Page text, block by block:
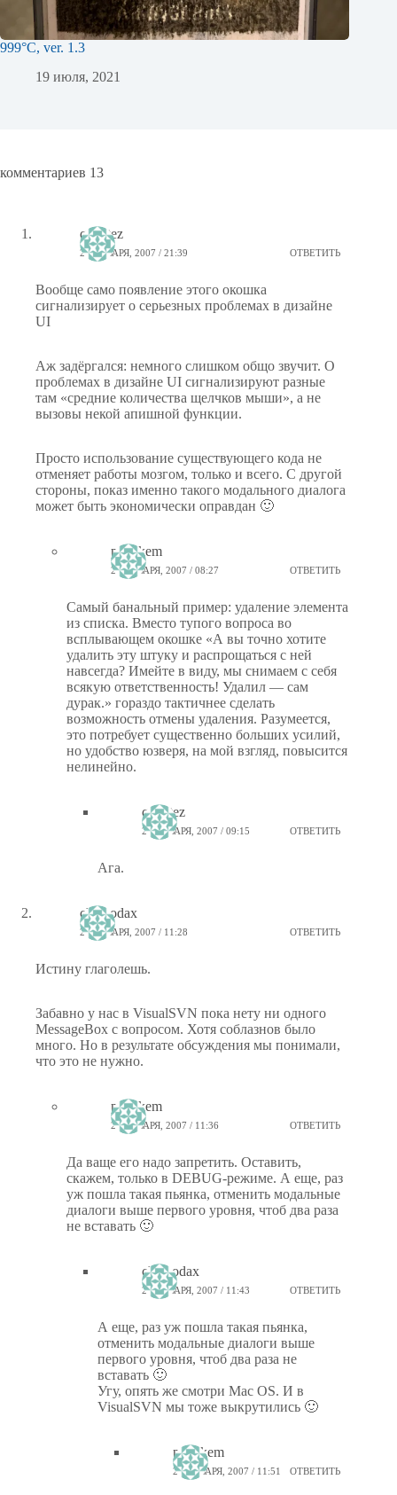
999°C, ver. 1.3
19 июля, 2021
комментариев 13
quantez
23 ЯНВАРЯ, 2007 / 21:39 ОТВЕТИТЬ
Вообще само появление этого окошка
сигнализирует о серьезных проблемах в дизайне
UI
Аж задёргался: немного слишком общо звучит. О
проблемах в дизайне UI сигнализируют разные
там «средние количества щелчков мыши», а не
вызовы некой апишной функции.
Просто использование существующего кода не
отменяет работы мозгом, только и всего. С другой
стороны, показ именно такого модального диалога
может быть экономически оправдан 🙂
ptiz_kem
24 ЯНВАРЯ, 2007 / 08:27 ОТВЕТИТЬ
Самый банальный пример: удаление элемента
из списка. Вместо тупого вопроса во
всплывающем окошке «А вы точно хотите
удалить эту штуку и распрощаться с ней
навсегда? Имейте в виду, мы снимаем с себя
всякую ответственность! Удалил — сам
дурак.» гораздо тактичнее сделать
возможность отмены удаления. Разумеется,
это потребует существенно больших усилий,
но удобство юзверя, на мой взгляд, повысится
нелинейно.
quantez
24 ЯНВАРЯ, 2007 / 09:15 ОТВЕТИТЬ
Ага.
chemodax
23 ЯНВАРЯ, 2007 / 11:28 ОТВЕТИТЬ
Истину глаголешь.
Забавно у нас в VisualSVN пока нету ни одного
MessageBox с вопросом. Хотя соблазнов было
много. Но в результате обсуждения мы понимали,
что это не нужно.
ptiz_kem
23 ЯНВАРЯ, 2007 / 11:36 ОТВЕТИТЬ
Да ваще его надо запретить. Оставить,
скажем, только в DEBUG-режиме. А еще, раз
уж пошла такая пьянка, отменить модальные
диалоги выше первого уровня, чтоб два раза
не вставать 🙂
chemodax
23 ЯНВАРЯ, 2007 / 11:43 ОТВЕТИТЬ
А еще, раз уж пошла такая пьянка,
отменить модальные диалоги выше
первого уровня, чтоб два раза не
вставать 🙂
Угу, опять же смотри Mac OS. И в
VisualSVN мы тоже выкрутились 🙂
ptiz_kem
23 ЯНВАРЯ, 2007 / 11:51 ОТВЕТИТЬ